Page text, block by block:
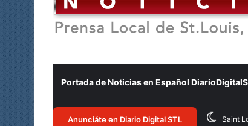
Portada de Noticias en Español
Anunciáte en Diario Digital STL Saint